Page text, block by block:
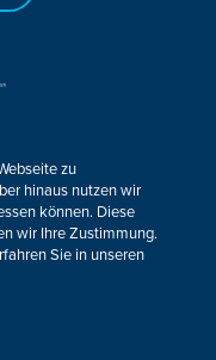
Barrierefreiheit
zu
hinaus nutzen wir
können. Diese
wir Ihre Zustimmung.
Sie in unseren